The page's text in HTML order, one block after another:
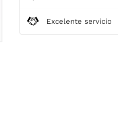
Excelente servicio